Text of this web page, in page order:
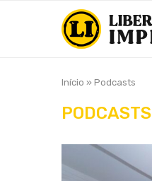
Início » Podcasts
PODCASTS